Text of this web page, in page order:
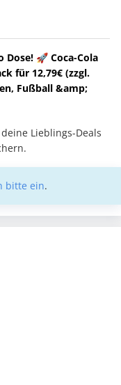
Dose! 🚀 Coca-Cola
für 12,79€ (zzgl.
Fußball &amp;
Lieblings-Deals
bitte ein.